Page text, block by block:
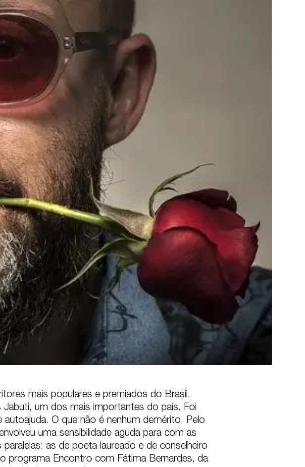
mais populares e premiados do Brasil.
um dos mais importantes do país. Foi
O que não é nenhum demérito. Pelo
uma sensibilidade aguda para com as
as de poeta laureado e de conselheiro
programa Encontro com Fátima Bernardes, da